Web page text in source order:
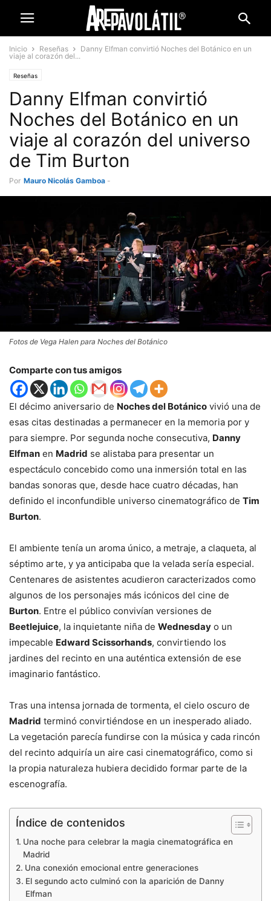
Inicio Reseñas
Danny Elfman convirtió Noches del Botánico en un
viaje al corazón del...
Reseñas
Danny Elfman convirtió
Noches del Botánico en un
viaje al corazón del universo
de Tim Burton
Por Mauro Nicolás Gamboa -
Fotos de Vega Halen para Noches del Botánico
Comparte con tus amigos
El décimo aniversario de Noches del Botánico vivió una de
esas citas destinadas a permanecer en la memoria por y
para siempre. Por segunda noche consecutiva, Danny
Elfman en Madrid se alistaba para presentar un
espectáculo concebido como una inmersión total en las
bandas sonoras que, desde hace cuatro décadas, han
definido el inconfundible universo cinematográfico de Tim
Burton.
El ambiente tenía un aroma único, a metraje, a claqueta, al
séptimo arte, y ya anticipaba que la velada sería especial.
Centenares de asistentes acudieron caracterizados como
algunos de los personajes más icónicos del cine de
Burton. Entre el público convivían versiones de
Beetlejuice, la inquietante niña de Wednesday o un
impecable Edward Scissorhands, convirtiendo los
jardines del recinto en una auténtica extensión de ese
imaginario fantástico.
Tras una intensa jornada de tormenta, el cielo oscuro de
Madrid terminó convirtiéndose en un inesperado aliado.
La vegetación parecía fundirse con la música y cada rincón
del recinto adquiría un aire casi cinematográfico, como si
la propia naturaleza hubiera decidido formar parte de la
escenografía.
Índice de contenidos
Una noche para celebrar la magia cinematográfica en
Madrid
Una conexión emocional entre generaciones
El segundo acto culminó con la aparición de Danny
Elfman